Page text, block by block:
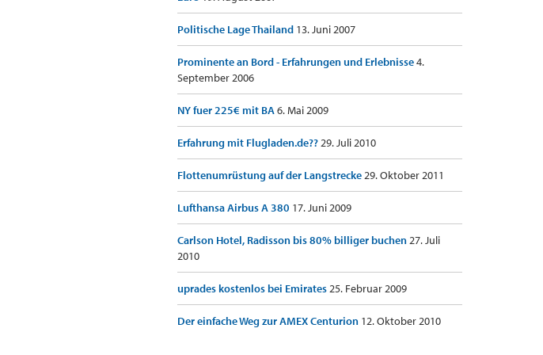
Politische Lage Thailand 13. Juni 2007
Prominente an Bord - Erfahrungen und Erlebnisse4.
September 2006
NY fuer 225€ mit BA6. Mai 2009
Erfahrung mit Flugladen.de??29. Juli 2010
Flottenumrüstung auf der Langstrecke29. Oktober 2011
Lufthansa Airbus A 380 17. Juni 2009
Carlson Hotel, Radisson bis 80% billiger buchen27. Juli
2010
uprades kostenlos bei Emirates25. Februar 2009
Der einfache Weg zur AMEX Centurion 12. Oktober 2010